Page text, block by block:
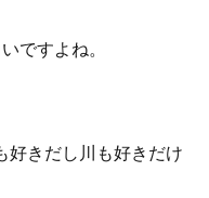
ですよね。
好きだし川も好きだけ